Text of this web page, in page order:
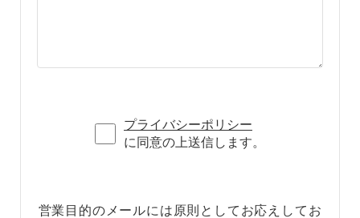
プライバシーポリシー
に同意の上送信します。
営業目的のメールには原則としてお応えしてお